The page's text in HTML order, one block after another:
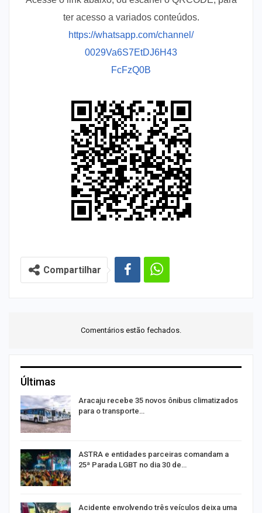
ter acesso a variados conteúdos.
https://whatsapp.com/channel/
0029Va6S7EtDJ6H43
FcFzQ0B
Compartilhar
Comentários estão fechados.
Últimas
Aracaju recebe 35 novos ônibus climatizados
para o transporte…
ASTRA e entidades parceiras comandam a
25ª Parada LGBT no dia 30 de…
Acidente envolvendo três veículos deixa uma